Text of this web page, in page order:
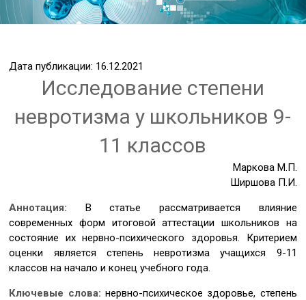
Дата публикации: 16.12.2021
Исследование степени
невротизма у школьников 9-
11 классов
Маркова М.П.
Ширшова П.И.
Аннотация: В статье рассматривается влияние
современных форм итоговой аттестации школьников на
состояние их нервно-психического здоровья. Критерием
оценки является степень невротизма учащихся 9-11
классов на начало и конец учебного года.
Ключевые слова: нервно-психическое здоровье, степень